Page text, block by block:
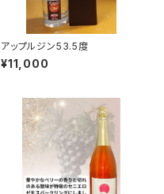
アップルジン53.5度
¥11,000